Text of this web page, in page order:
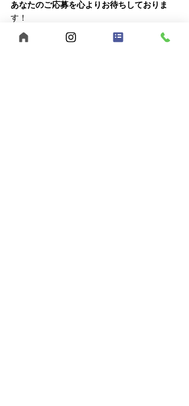
あなたのご応募を心よりお待ちしておりま
す！
自己肯定感 個別支援 重度訪問介護
短時間勤務